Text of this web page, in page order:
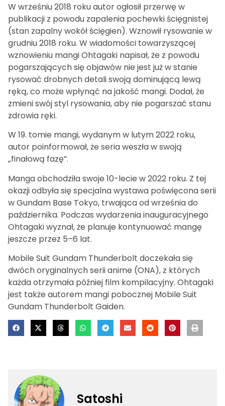
W wrześniu 2018 roku autor ogłosił przerwę w
publikacji z powodu zapalenia pochewki ścięgnistej
(stan zapalny wokół ścięgien). Wznowił rysowanie w
grudniu 2018 roku. W wiadomości towarzyszącej
wznowieniu mangi Ohtagaki napisał, że z powodu
pogarszających się objawów nie jest już w stanie
rysować drobnych detali swoją dominującą lewą
ręką, co może wpłynąć na jakość mangi. Dodał, że
zmieni swój styl rysowania, aby nie pogarszać stanu
zdrowia ręki.
W 19. tomie mangi, wydanym w lutym 2022 roku,
autor poinformował, że seria weszła w swoją
„finałową fazę”.
Manga obchodziła swoje 10-lecie w 2022 roku. Z tej
okazji odbyła się specjalna wystawa poświęcona serii
w Gundam Base Tokyo, trwająca od września do
października. Podczas wydarzenia inauguracyjnego
Ohtagaki wyznał, że planuje kontynuować mangę
jeszcze przez 5–6 lat.
Mobile Suit Gundam Thunderbolt doczekała się
dwóch oryginalnych serii anime (ONA), z których
każda otrzymała później film kompilacyjny. Ohtagaki
jest także autorem mangi pobocznej Mobile Suit
Gundam Thunderbolt Gaiden.
Satoshi